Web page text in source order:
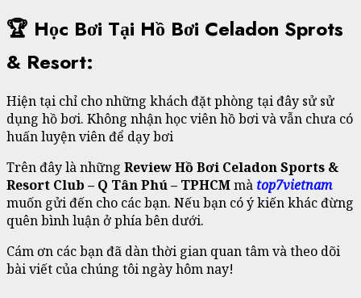
🏆 Học Bơi Tại Hồ Bơi Celadon Sprots
& Resort:
Hiện tại chỉ cho những khách đặt phòng tại đây sử sử
dụng hồ bơi. Không nhận học viên hồ bơi và vẫn chưa có
huấn luyện viên để dạy bơi
Trên đây là những Review Hồ Bơi Celadon Sports &
Resort Club – Q Tân Phú – TPHCMmà top7vietnam
muốn gửi đến cho các bạn. Nếu bạn có ý kiến khác đừng
quên bình luận ở phía bên dưới.
Cám ơn các bạn đã dàn thời gian quan tâm và theo dõi
bài viết của chúng tôi ngày hôm nay!